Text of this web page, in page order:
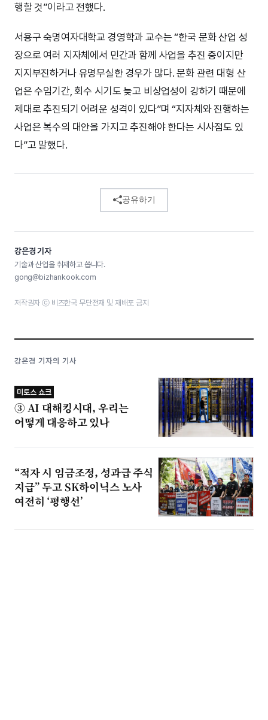
행할 것”이라고 전했다.
서용구 숙명여자대학교 경영학과 교수는 “한국 문화 산업 성
장으로 여러 지자체에서 민간과 함께 사업을 추진 중이지만
지지부진하거나 유명무실한 경우가 많다. 문화 관련 대형 산
업은 수임기간, 회수 시기도 늦고 비상업성이 강하기 때문에
제대로 추진되기 어려운 성격이 있다”며 “지자체와 진행하는
사업은 복수의 대안을 가지고 추진해야 한다는 시사점도 있
다”고 말했다.
공유하기
강은경 기자
기술과 산업을 취재하고 씁니다.
gong@bizhankook.com
저작권자 ⓒ 비즈한국 무단전재 및 재배포 금지
강은경 기자의 기사
미토스 쇼크
③ AI 대해킹시대, 우리는
어떻게 대응하고 있나
“적자 시 임금조정, 성과급 주식
지급” 두고 SK하이닉스 노사
여전히 ‘평행선’